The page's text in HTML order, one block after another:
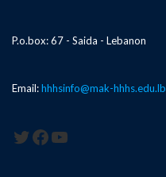
P.o.box: 67 - Saida - Lebanon
Email:hhhsinfo@mak-hhhs.edu.lb
Twitter
Facebook
YouTube